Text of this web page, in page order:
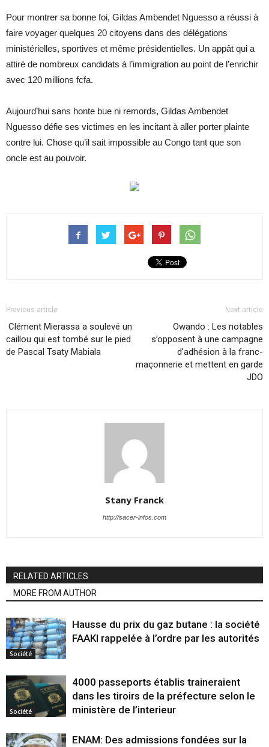
Pour montrer sa bonne foi, Gildas Ambendet Nguesso a réussi à
faire voyager quelques 20 citoyens dans des délégations
ministérielles, sportives et même présidentielles. Un appât qui a
attiré de nombreux candidats à l’immigration au point de l’enrichir
avec 120 millions fcfa.
Aujourd’hui sans honte bue ni remords, Gildas Ambendet
Nguesso défie ses victimes en les incitant à aller porter plainte
contre lui. Chose qu’il sait impossible au Congo tant que son
oncle est au pouvoir.
Previous article
Clément Mierassa a soulevé un
caillou qui est tombé sur le pied
de Pascal Tsaty Mabiala
Next article
Owando : Les notables
s’opposent à une campagne
d’adhésion à la franc-
maçonnerie et mettent en garde
JDO
Stany Franck
http://sacer-infos.com
RELATED ARTICLES
MORE FROM AUTHOR
Société
Hausse du prix du gaz butane : la société
FAAKI rappelée à l’ordre par les autorités
Société
4000 passeports établis traineraient
dans les tiroirs de la préfecture selon le
ministère de l’interieur
ENAM: Des admissions fondées sur la